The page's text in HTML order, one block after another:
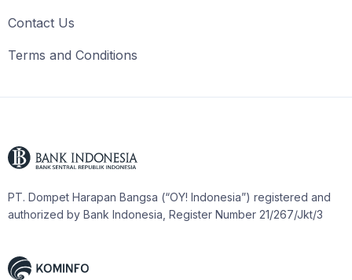
Contact Us
Terms and Conditions
PT. Dompet Harapan Bangsa (“OY! Indonesia”) registered and
authorized by Bank Indonesia, Register Number 21/267/Jkt/3